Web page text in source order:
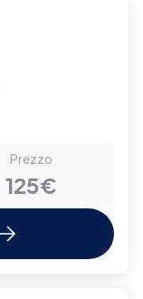
Prezzo
125€